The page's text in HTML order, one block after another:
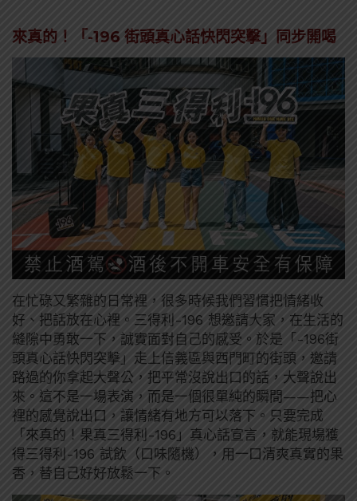
來真的！「 -196 街頭真心話快閃突擊」同步開喝
在忙碌又繁雜的日常裡，很多時候我們習慣把情緒收
好、把話放在心裡。三得利-196 想邀請大家，在生活的
縫隙中勇敢一下，誠實面對自己的感受。於是「-196街
頭真心話快閃突擊」走上信義區與西門町的街頭，邀請
路過的你拿起大聲公，把平常沒說出口的話，大聲說出
來。這不是一場表演，而是一個很單純的瞬間——把心
裡的感覺說出口，讓情緒有地方可以落下。只要完成
「來真的！果真三得利-196」真心話宣言，就能現場獲
得三得利-196 試飲（口味隨機），用一口清爽真實的果
香，替自己好好放鬆一下。